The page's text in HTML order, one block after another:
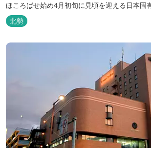
ほころばせ始め4月初旬に見頃を迎える日本固
周辺の狭い範囲に自生するシデコブシは、三重
菰野町、四日市市などの北勢地方に見られ こ
おけるシデコブシ天然分布の西の端にあたります。 約500
北勢